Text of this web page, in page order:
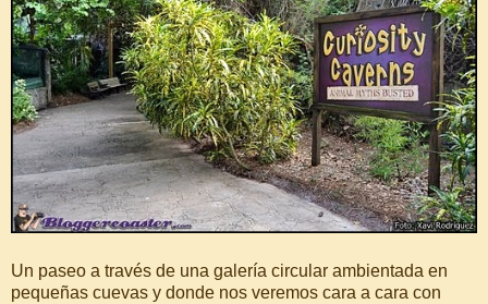
Un paseo a través de una galería circular ambientada en
pequeñas cuevas y donde nos veremos cara a cara con